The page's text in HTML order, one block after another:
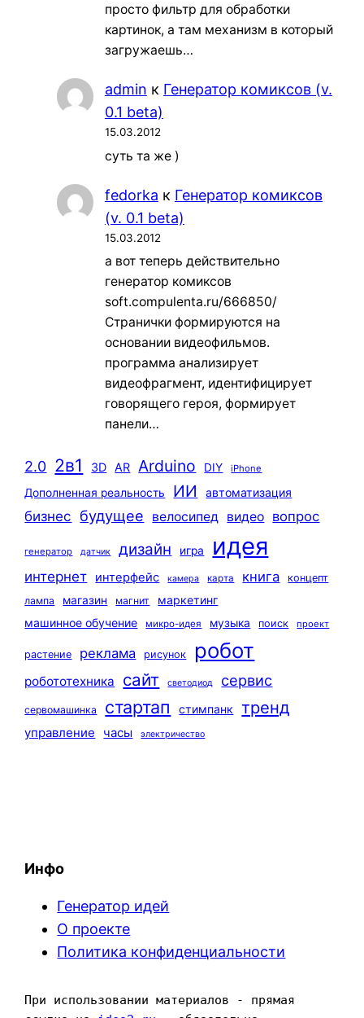
просто фильтр для обработки
картинок, а там механизм в который
загружаешь…
admin к Генератор комиксов (v.
0.1 beta)
15.03.2012
суть та же )
fedorka к Генератор комиксов
(v. 0.1 beta)
15.03.2012
а вот теперь действительно
генератор комиксов
soft.compulenta.ru/666850/
Странички формируются на
основании видеофильмов.
программа анализирует
видеофрагмент, идентифицирует
говорящего героя, формирует
панели…
2.0 2в1 3D AR Arduino DIY iPhone
Дополненная реальность ИИ автоматизация
бизнес будущее велосипед видео вопрос
генератор датчик дизайн игра идея
интернет интерфейс камера карта книга
концепт
лампа
магазин магнит
маркетинг
машинное обучение
микро-идея музыка поиск проект
растение реклама рисунок робот
робототехника сайт светодиод сервис
сервомашинка стартап стимпанк тренд
управление часы электричество
Инфо
Генератор идей
О проекте
Политика конфиденциальности
При использовании материалов - прямая